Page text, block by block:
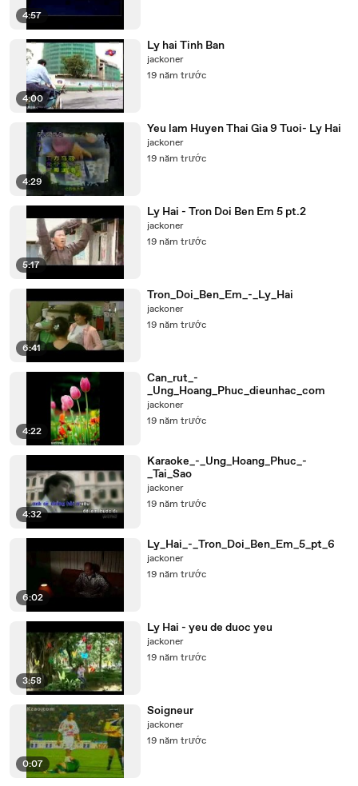
4:57
4:00
Ly hai Tinh Ban
jackoner
19 năm trước
4:29
Yeu lam Huyen Thai Gia 9 Tuoi- Ly Hai
jackoner
19 năm trước
5:17
Ly Hai - Tron Doi Ben Em 5 pt.2
jackoner
19 năm trước
6:41
Tron_Doi_Ben_Em_-_Ly_Hai
jackoner
19 năm trước
4:22
Can_rut_-
_Ung_Hoang_Phuc_dieunhac_com
jackoner
19 năm trước
4:32
Karaoke_-_Ung_Hoang_Phuc_-
_Tai_Sao
jackoner
19 năm trước
6:02
Ly_Hai_-_Tron_Doi_Ben_Em_5_pt_6
jackoner
19 năm trước
3:58
Ly Hai - yeu de duoc yeu
jackoner
19 năm trước
0:07
Soigneur
jackoner
19 năm trước